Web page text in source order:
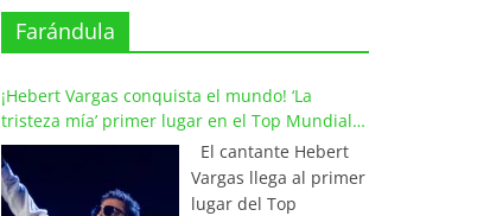
Farándula
¡Hebert Vargas conquista el mundo! ‘La
tristeza mía’ primer lugar en el Top Mundial
del Vallenato
El cantante Hebert
Vargas llega al primer
lugar del Top